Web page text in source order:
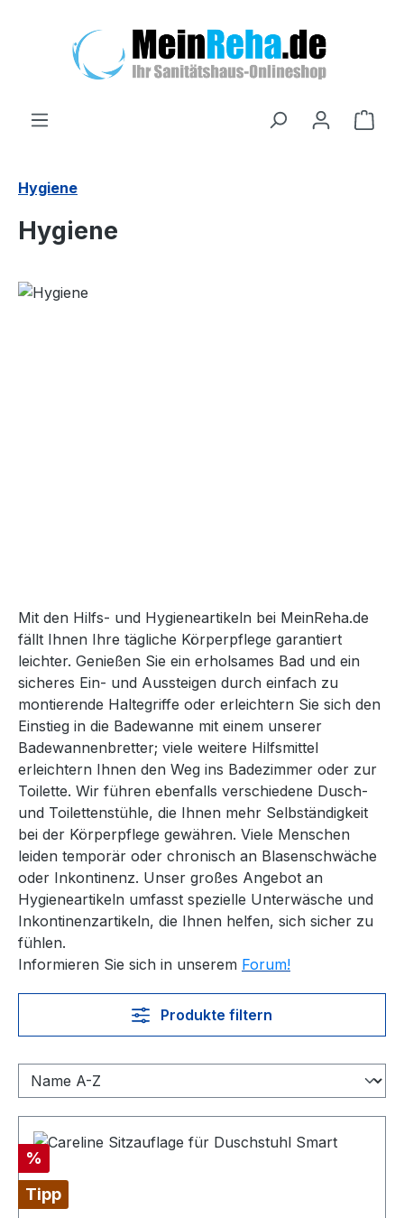
Hygiene
Hygiene
Mit den Hilfs- und Hygieneartikeln bei MeinReha.de
fällt Ihnen Ihre tägliche Körperpflege garantiert
leichter. Genießen Sie ein erholsames Bad und ein
sicheres Ein- und Aussteigen durch einfach zu
montierende Haltegriffe oder erleichtern Sie sich den
Einstieg in die Badewanne mit einem unserer
Badewannenbretter; viele weitere Hilfsmittel
erleichtern Ihnen den Weg ins Badezimmer oder zur
Toilette. Wir führen ebenfalls verschiedene Dusch-
und Toilettenstühle, die Ihnen mehr Selbständigkeit
bei der Körperpflege gewähren. Viele Menschen
leiden temporär oder chronisch an Blasenschwäche
oder Inkontinenz. Unser großes Angebot an
Hygieneartikeln umfasst spezielle Unterwäsche und
Inkontinenzartikeln, die Ihnen helfen, sich sicher zu
fühlen.
Informieren Sie sich in unserem Forum!
Produkte filtern
Rabatt
%
Tipp